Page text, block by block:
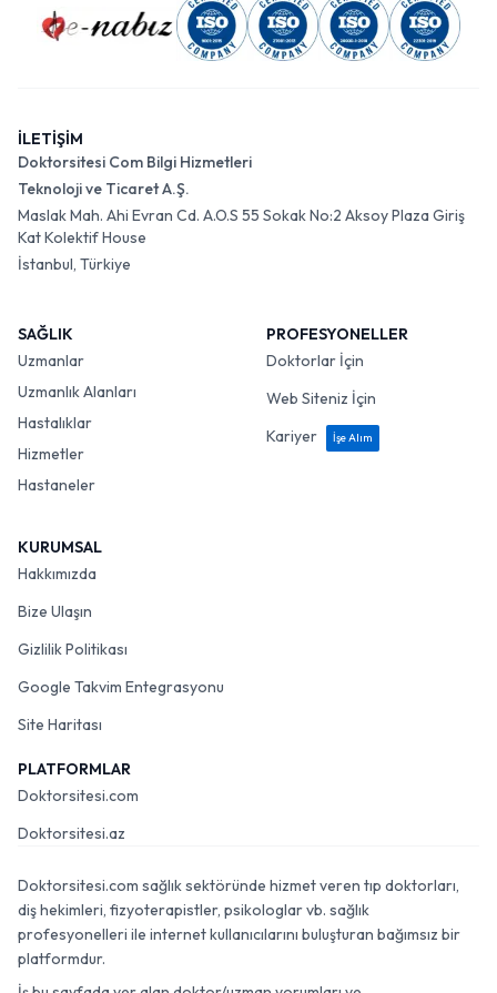
İLETİŞİM
Doktorsitesi Com Bilgi Hizmetleri
Teknoloji ve Ticaret A.Ş.
Maslak Mah. Ahi Evran Cd. A.O.S 55 Sokak No:2 Aksoy Plaza Giriş
Kat Kolektif House
İstanbul, Türkiye
SAĞLIK
Uzmanlar
Uzmanlık Alanları
Hastalıklar
Hizmetler
Hastaneler
PROFESYONELLER
Doktorlar İçin
Web Siteniz İçin
Kariyer
İşe Alım
KURUMSAL
Hakkımızda
Bize Ulaşın
Gizlilik Politikası
Google Takvim Entegrasyonu
Site Haritası
PLATFORMLAR
Doktorsitesi.com
Doktorsitesi.az
Doktorsitesi.com sağlık sektöründe hizmet veren tıp doktorları,
diş hekimleri, fizyoterapistler, psikologlar vb. sağlık
profesyonelleri ile internet kullanıcılarını buluşturan bağımsız bir
platformdur.